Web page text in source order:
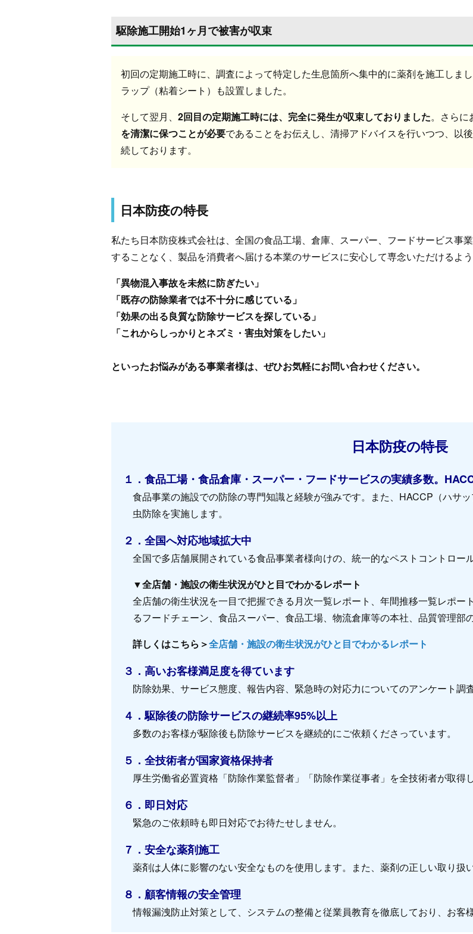
駆除施工開始1ヶ月で被害が収束
初回の定期施工時に、調査によって特定した生息箇所へ集中的に薬剤を施工しま
ラップ（粘着シート）も設置しました。
そして翌月、 2回目の定期施工時には、完全に発生が収束しておりました。さらに
を清潔に保つことが必要であることをお伝えし、清掃アドバイスを行いつつ、以
続しております。
日本防疫の特長
私たち日本防疫株式会社は、全国の食品工場、倉庫、スーパー、フードサービス事
することなく、製品を消費者へ届ける本業のサービスに安心して専念いただけるよう
「異物混入事故を未然に防ぎたい」
「既存の防除業者では不十分に感じている」
「効果の出る良質な防除サービスを探している」
「これからしっかりとネズミ・害虫対策をしたい」
といったお悩みがある事業者様は、ぜひお気軽にお問い合わせください。
日本防疫の特長
１．食品工場・食品倉庫・スーパー・フードサービスの実績多数。
食品事業の施設での防除の専門知識と経験が強みです。また、HACCP（ハサ
虫防除を実施します。
２．全国へ対応地域拡大中
全国で多店舗展開されている食品事業者様向けの、統一的なペストコントロー
▼全店舗・施設の衛生状況がひと目でわかるレポート
全店舗の衛生状況を一目で把握できる月次一覧レポート、年間推移一覧レポー
るフードチェーン、食品スーパー、食品工場、物流倉庫等の本社、品質管理部
詳しくはこちら＞全店舗・施設の衛生状況がひと目でわかるレポート
３．高いお客様満足度を得ています
防除効果、サービス態度、報告内容、緊急時の対応力についてのアンケート調
４．駆除後の防除サービスの継続率95%以上
多数のお客様が駆除後も防除サービスを継続的にご依頼くださっています。
５．全技術者が国家資格保持者
厚生労働省必置資格「防除作業監督者」「防除作業従事者」を全技術者が取得
６．即日対応
緊急のご依頼時も即日対応でお待たせしません。
７．安全な薬剤施工
薬剤は人体に影響のない安全なものを使用します。また、薬剤の正しい取り扱
８．顧客情報の安全管理
情報漏洩防止対策として、システムの整備と従業員教育を徹底しており、お客